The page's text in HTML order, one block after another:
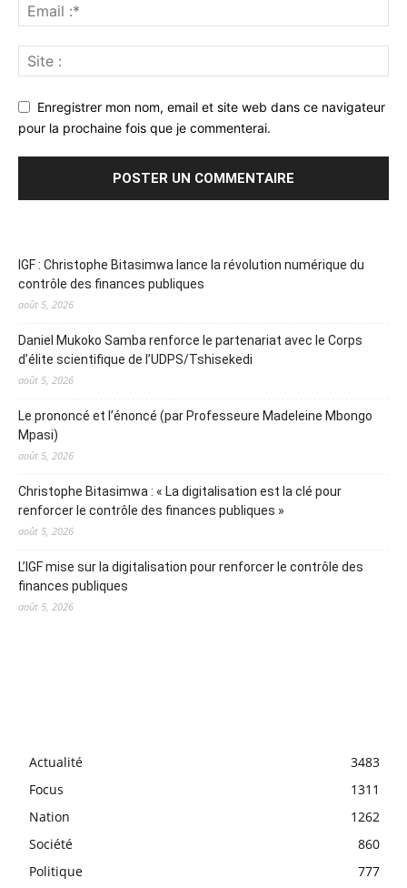
Enregistrer mon nom, email et site web dans ce navigateur
pour la prochaine fois que je commenterai.
IGF : Christophe Bitasimwa lance la révolution numérique du
contrôle des finances publiques
août 5, 2026
Daniel Mukoko Samba renforce le partenariat avec le Corps
d’élite scientifique de l’UDPS/Tshisekedi
août 5, 2026
Le prononcé et l’énoncé (par Professeure Madeleine Mbongo
Mpasi)
août 5, 2026
Christophe Bitasimwa : « La digitalisation est la clé pour
renforcer le contrôle des finances publiques »
août 5, 2026
L’IGF mise sur la digitalisation pour renforcer le contrôle des
finances publiques
août 5, 2026
Actualité
3483
Focus
1311
Nation
1262
Société
860
Politique
777